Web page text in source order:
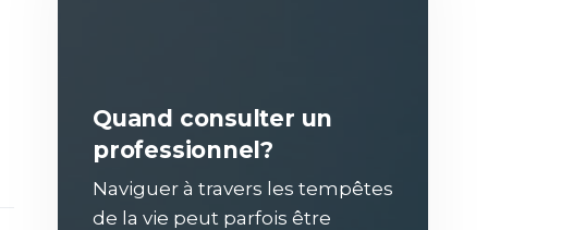
Quand consulter un
professionnel?
Naviguer à travers les tempêtes
de la vie peut parfois être